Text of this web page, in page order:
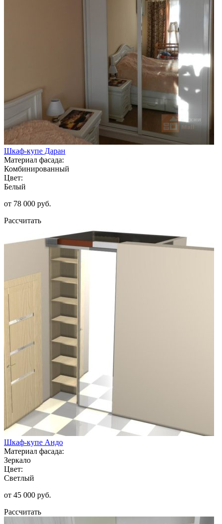
Шкаф-купе Даран
Материал фасада:
Комбинированный
Цвет:
Белый
от 78 000 руб.
Рассчитать
Шкаф-купе Андо
Материал фасада:
Зеркало
Цвет:
Светлый
от 45 000 руб.
Рассчитать